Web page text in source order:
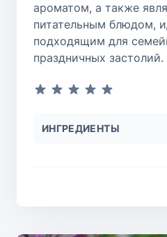
ароматом, а также
питательным блюдом,
подходящим для
праздничных застолий.
ИНГРЕДИЕНТЫ